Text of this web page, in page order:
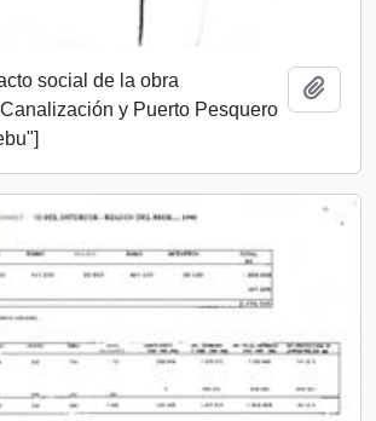
social de la obra
y Puerto Pesquero